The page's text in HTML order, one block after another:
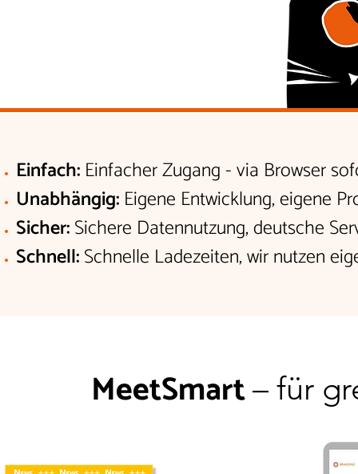
Einfach: Einfacher Zugang - via Browser
Unabhängig: Eigene Entwicklung, eigene
Sicher:Sichere Datennutzung, deutsche
Schnell:Schnelle Ladezeiten, wir nutzen
MeetSmart– für